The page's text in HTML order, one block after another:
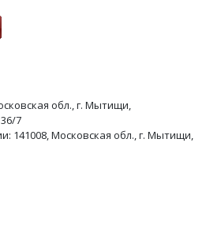
обл., г. Мытищи,
7
141008, Московская обл., г. Мытищи,